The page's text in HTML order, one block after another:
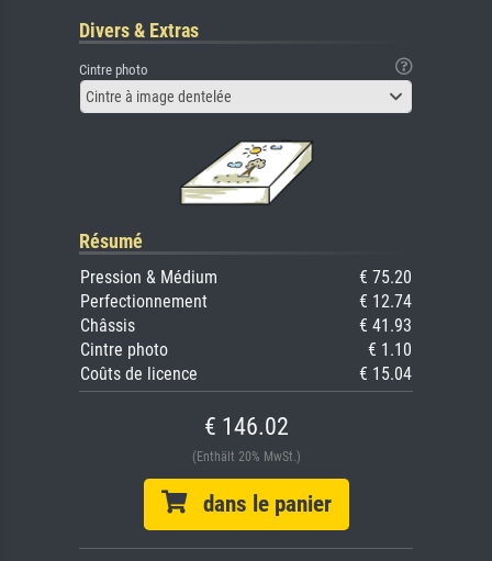
Divers & Extras
Cintre photo
Cintre à image dentelée
Résumé
Pression & Médium
€ 75.20
Perfectionnement
€ 12.74
Châssis
€ 41.93
Cintre photo
€ 1.10
Coûts de licence
€ 15.04
€ 146.02
(Enthält 20% MwSt.)
dans le panier